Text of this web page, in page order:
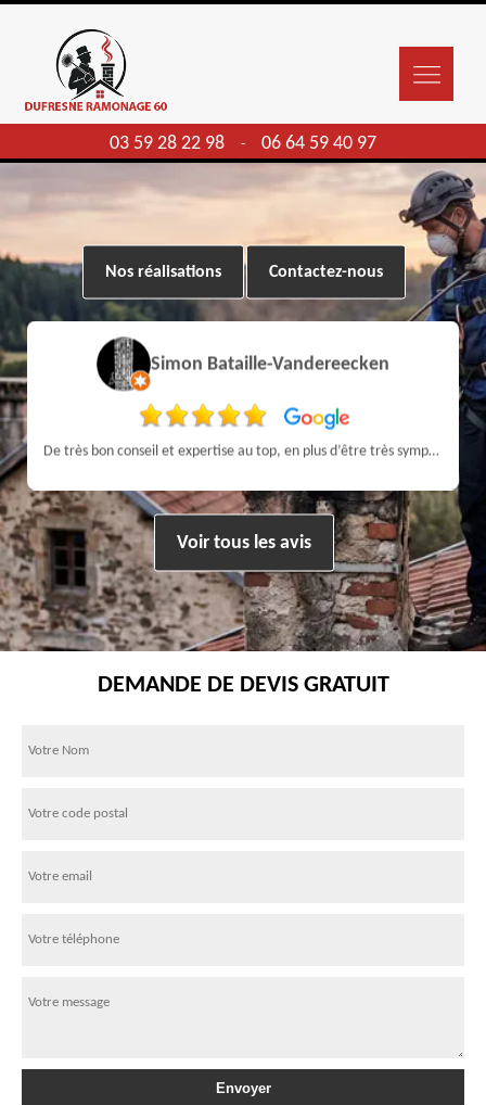
03 59 28 22 98 - 06 64 59 40 97
Nos réalisations Contactez-nous
Simon Bataille-Vandereecken
De très bon conseil et expertise au top, en plus d’être très sympathique, je recommande! Nous avons été bien aidés et renseignés sur quoi faire de notre insert et son entretien futur, merci :)
Voir tous les avis
DEMANDE DE DEVIS GRATUIT